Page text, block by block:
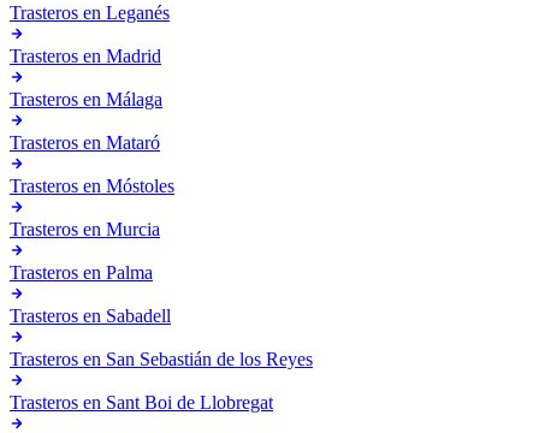
Trasteros en Leganés
Trasteros en Madrid
Trasteros en Málaga
Trasteros en Mataró
Trasteros en Móstoles
Trasteros en Murcia
Trasteros en Palma
Trasteros en Sabadell
Trasteros en San Sebastián de los Reyes
Trasteros en Sant Boi de Llobregat